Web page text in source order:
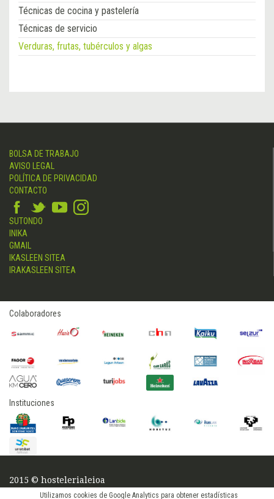
Utilizamos cookies de Google Analytics para obtener estadísticas
Técnicas de cocina y pastelería
Técnicas de servicio
Verduras, frutas, tubérculos y algas
BOLSA DE TRABAJO
AVISO LEGAL
POLÍTICA DE PRIVACIDAD
CONTACTO
SUTONDO
INIKA
GMAIL
IKASLEEN SITEA
IRAKASLEEN SITEA
Colaboradores
Instituciones
2015 © hostelerialeioa